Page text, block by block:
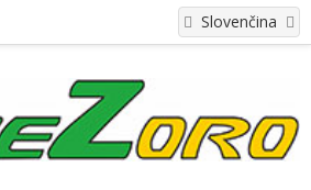
Slovenčina